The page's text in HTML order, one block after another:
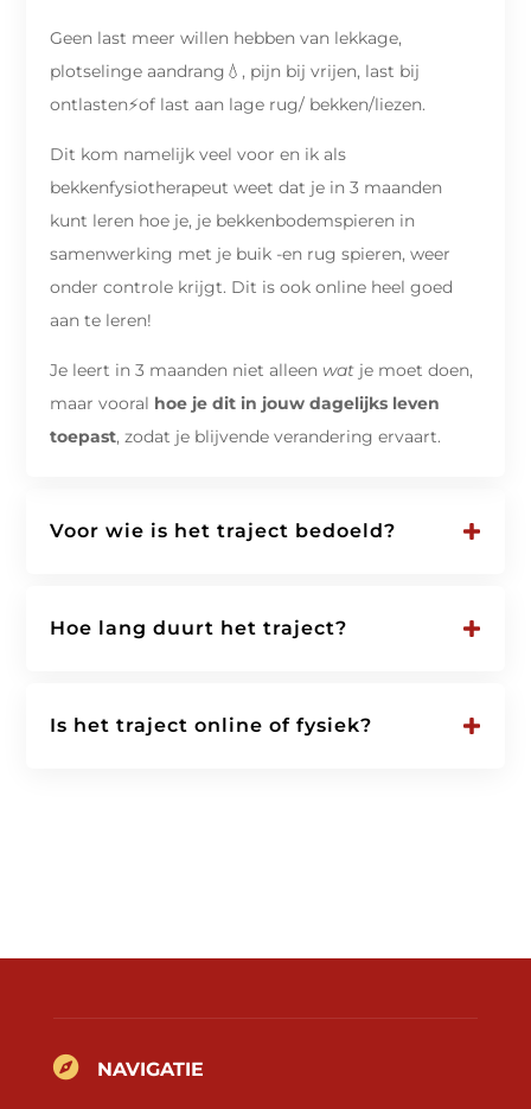
Geen last meer willen hebben van lekkage,
plotselinge aandrang💧, pijn bij vrijen, last bij
ontlasten⚡of last aan lage rug/ bekken/liezen.
Dit kom namelijk veel voor en ik als
bekkenfysiotherapeut weet dat je in 3 maanden
kunt leren hoe je, je bekkenbodemspieren in
samenwerking met je buik -en rug spieren, weer
onder controle krijgt. Dit is ook online heel goed
aan te leren!
Je leert in 3 maanden niet alleen wat je moet doen,
maar vooral hoe je dit in jouw dagelijks leven
toepast, zodat je blijvende verandering ervaart.
Voor wie is het traject bedoeld?
Hoe lang duurt het traject?
Is het traject online of fysiek?
 NAVIGATIE